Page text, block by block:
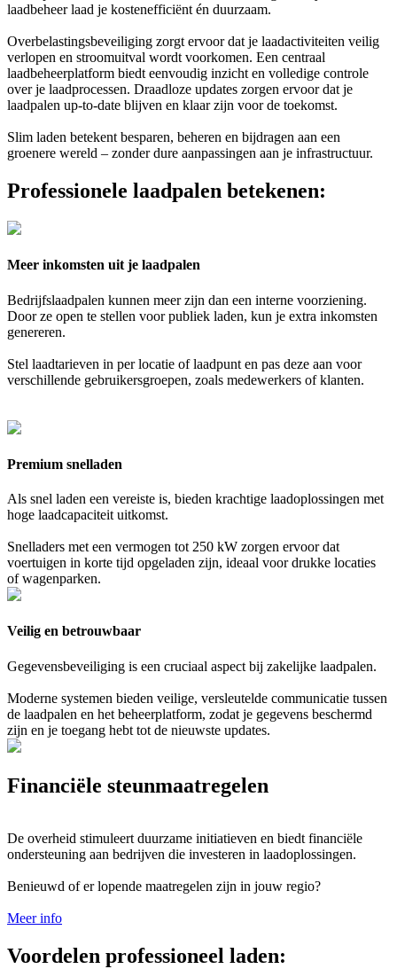
laadbeheer laad je kostenefficiënt én duurzaam.
Overbelastingsbeveiliging zorgt ervoor dat je laadactiviteiten veilig
verlopen en stroomuitval wordt voorkomen. Een centraal
laadbeheerplatform biedt eenvoudig inzicht en volledige controle
over je laadprocessen. Draadloze updates zorgen ervoor dat je
laadpalen up-to-date blijven en klaar zijn voor de toekomst.
Slim laden betekent besparen, beheren en bijdragen aan een
groenere wereld – zonder dure aanpassingen aan je infrastructuur.
Professionele laadpalen betekenen:
Meer inkomsten uit je laadpalen
Bedrijfslaadpalen kunnen meer zijn dan een interne voorziening.
Door ze open te stellen voor publiek laden, kun je extra inkomsten
genereren.
Stel laadtarieven in per locatie of laadpunt en pas deze aan voor
verschillende gebruikersgroepen, zoals medewerkers of klanten.
Premium snelladen
Als snel laden een vereiste is, bieden krachtige laadoplossingen met
hoge laadcapaciteit uitkomst.
Snelladers met een vermogen tot 250 kW zorgen ervoor dat
voertuigen in korte tijd opgeladen zijn, ideaal voor drukke locaties
of wagenparken.
Veilig en betrouwbaar
Gegevensbeveiliging is een cruciaal aspect bij zakelijke laadpalen.
Moderne systemen bieden veilige, versleutelde communicatie tussen
de laadpalen en het beheerplatform, zodat je gegevens beschermd
zijn en je toegang hebt tot de nieuwste updates.
Financiële steunmaatregelen
De overheid stimuleert duurzame initiatieven en biedt financiële
ondersteuning aan bedrijven die investeren in laadoplossingen.
Benieuwd of er lopende maatregelen zijn in jouw regio?
Meer info
Voordelen professioneel laden: